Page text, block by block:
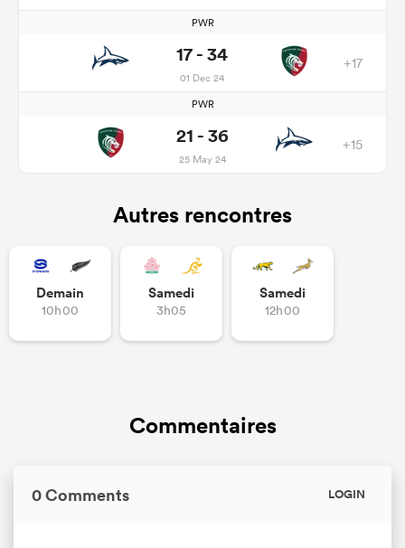
PWR
17 - 34
01 Dec 24
+17
PWR
21 - 36
25 May 24
+15
Autres rencontres
Demain
10h00
Samedi
3h05
Samedi
12h00
Commentaires
0 Comments LOGIN